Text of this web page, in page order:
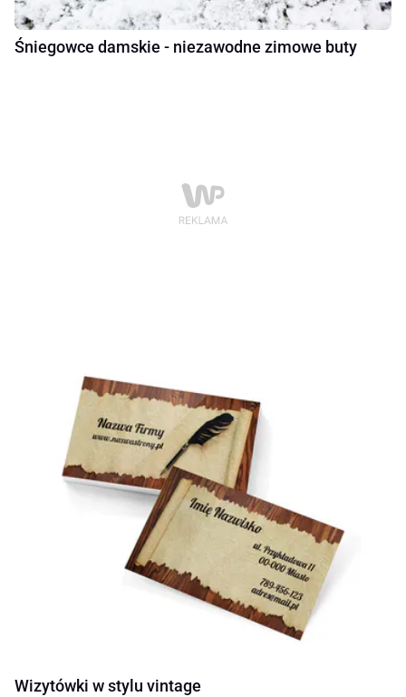
Śniegowce damskie - niezawodne zimowe buty
Wizytówki w stylu vintage